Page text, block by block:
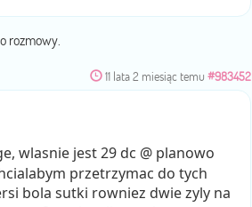
rozmowy.
11 lata 2 miesiąc temu #983452
wlasnie jest 29 dc @ planowo
przetrzymac do tych
bola sutki rowniez dwie zyly na